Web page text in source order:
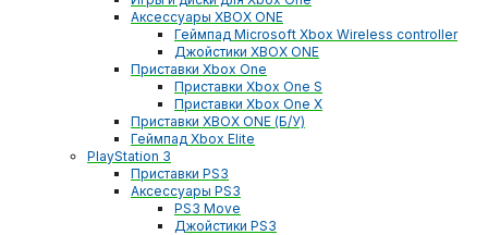
Аксессуары XBOX ONE
Геймпад Microsoft Xbox Wireless controller
Джойстики XBOX ONE
Приставки Xbox One
Приставки Xbox One S
Приставки Xbox One X
Приставки XBOX ONE (Б/У)
Геймпад Xbox Elite
PlayStation 3
Приставки PS3
Аксессуары PS3
PS3 Move
Джойстики PS3